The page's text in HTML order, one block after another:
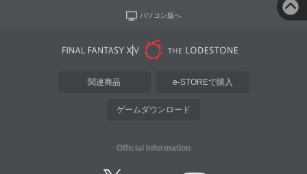
パソコン版へ
関連商品 e-STOREで購入
ゲームダウンロード
Official Information